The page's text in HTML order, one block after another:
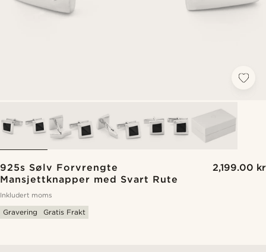
925s Sølv Forvrengte
Mansjettknapper med Svart Rute
2,199.00 kr
Inkludert moms
Gravering Gratis Frakt